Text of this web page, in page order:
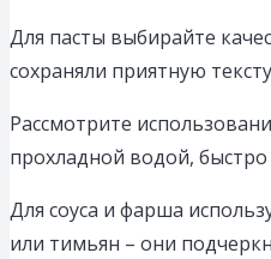
Для пасты выбирайте
сохраняли приятную
Рассмотрите
прохладной водой,
Для соуса и фарша
или тимьян – они